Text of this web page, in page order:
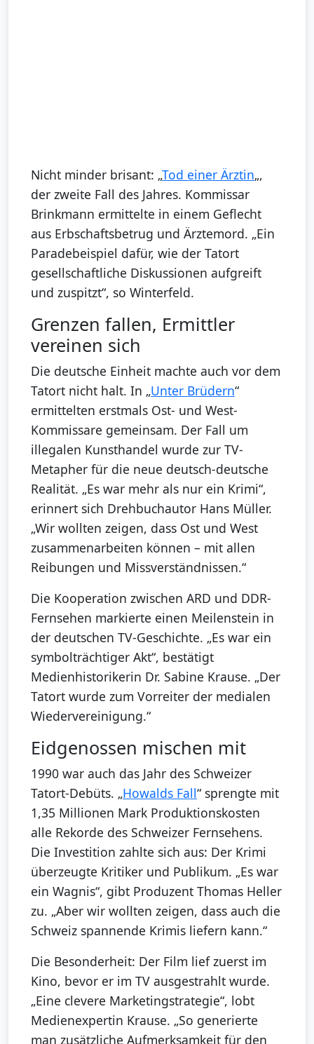
Nicht minder brisant: „Tod einer Ärztin„,
der zweite Fall des Jahres. Kommissar
Brinkmann ermittelte in einem Geflecht
aus Erbschaftsbetrug und Ärztemord. „Ein
Paradebeispiel dafür, wie der Tatort
gesellschaftliche Diskussionen aufgreift
und zuspitzt“, so Winterfeld.
Grenzen fallen, Ermittler
vereinen sich
Die deutsche Einheit machte auch vor dem
Tatort nicht halt. In „Unter Brüdern“
ermittelten erstmals Ost- und West-
Kommissare gemeinsam. Der Fall um
illegalen Kunsthandel wurde zur TV-
Metapher für die neue deutsch-deutsche
Realität. „Es war mehr als nur ein Krimi“,
erinnert sich Drehbuchautor Hans Müller.
„Wir wollten zeigen, dass Ost und West
zusammenarbeiten können – mit allen
Reibungen und Missverständnissen.“
Die Kooperation zwischen ARD und DDR-
Fernsehen markierte einen Meilenstein in
der deutschen TV-Geschichte. „Es war ein
symbolträchtiger Akt“, bestätigt
Medienhistorikerin Dr. Sabine Krause. „Der
Tatort wurde zum Vorreiter der medialen
Wiedervereinigung.“
Eidgenossen mischen mit
1990 war auch das Jahr des Schweizer
Tatort-Debüts. „Howalds Fall“ sprengte mit
1,35 Millionen Mark Produktionskosten
alle Rekorde des Schweizer Fernsehens.
Die Investition zahlte sich aus: Der Krimi
überzeugte Kritiker und Publikum. „Es war
ein Wagnis“, gibt Produzent Thomas Heller
zu. „Aber wir wollten zeigen, dass auch die
Schweiz spannende Krimis liefern kann.“
Die Besonderheit: Der Film lief zuerst im
Kino, bevor er im TV ausgestrahlt wurde.
„Eine clevere Marketingstrategie“, lobt
Medienexpertin Krause. „So generierte
man zusätzliche Aufmerksamkeit für den